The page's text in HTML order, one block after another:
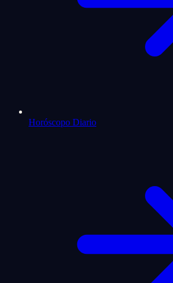
Horóscopo Diario